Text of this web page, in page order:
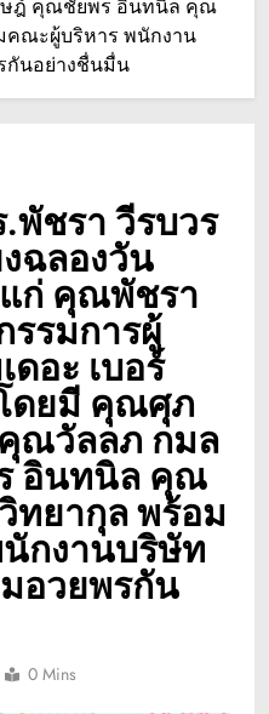
ษฎ์ คุณชัยพร อินทนิล คุณ
คณะผู้บริหาร พนักงาน
กันอย่างชื่นมื่น
พัชรา วีรบวร
ฉลองวัน
ก่ คุณพัชรา
รรมการผู้
ดอะ เบอร์
ดยมี คุณศุภ
ณวัลลภ กมล
อินทนิล คุณ
ทยากุล พร้อม
กงานบริษัท
อวยพรกัน
0 Mins